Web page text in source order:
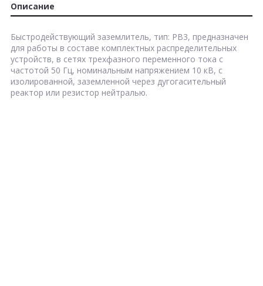
Описание
Быстродействующий заземлитель, тип: РВ3, предназначен
для работы в составе комплектных распределительных
устройств, в сетях трехфазного переменного тока с
частотой 50 Гц, номинальным напряжением 10 кВ, с
изолированной, заземленной через дугогасительный
реактор или резистор нейтралью.